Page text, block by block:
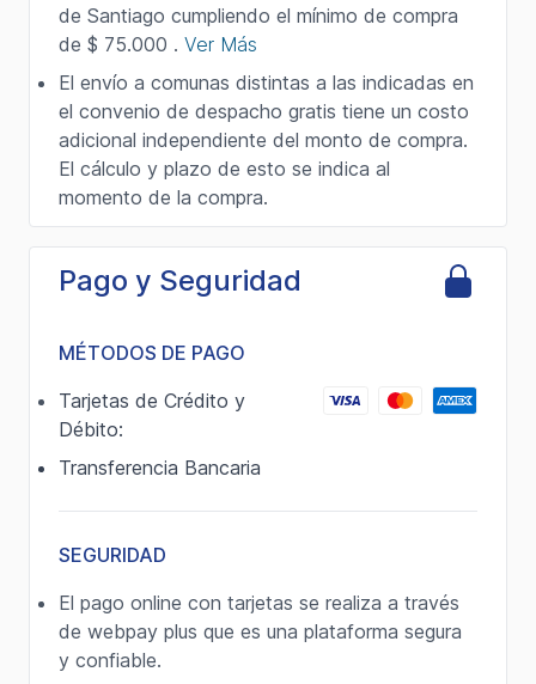
de Santiago cumpliendo el mínimo de compra
de $ 75.000 . Ver Más
El envío a comunas distintas a las indicadas en
el convenio de despacho gratis tiene un costo
adicional independiente del monto de compra.
El cálculo y plazo de esto se indica al
momento de la compra.
Pago y Seguridad
MÉTODOS DE PAGO
Tarjetas de Crédito y
Débito:
Transferencia Bancaria
SEGURIDAD
El pago online con tarjetas se realiza a través
de webpay plus que es una plataforma segura
y confiable.